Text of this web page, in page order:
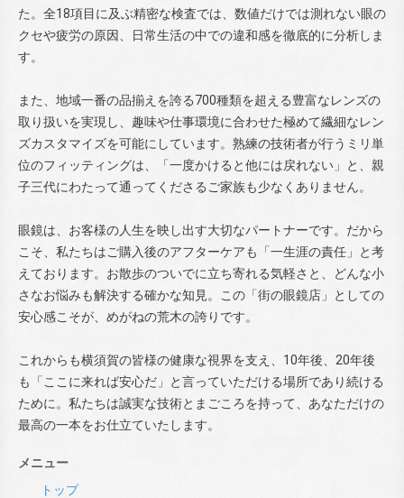
た。全18項目に及ぶ精密な検査では、数値だけでは測れない眼の
クセや疲労の原因、日常生活の中での違和感を徹底的に分析しま
す。
また、地域一番の品揃えを誇る700種類を超える豊富なレンズの
取り扱いを実現し、趣味や仕事環境に合わせた極めて繊細なレン
ズカスタマイズを可能にしています。熟練の技術者が行うミリ単
位のフィッティングは、「一度かけると他には戻れない」と、親
子三代にわたって通ってくださるご家族も少なくありません。
眼鏡は、お客様の人生を映し出す大切なパートナーです。だから
こそ、私たちはご購入後のアフターケアも「一生涯の責任」と考
えております。お散歩のついでに立ち寄れる気軽さと、どんな小
さなお悩みも解決する確かな知見。この「街の眼鏡店」としての
安心感こそが、めがねの荒木の誇りです。
これからも横須賀の皆様の健康な視界を支え、10年後、20年後
も「ここに来れば安心だ」と言っていただける場所であり続ける
ために。私たちは誠実な技術とまごころを持って、あなただけの
最高の一本をお仕立ていたします。
メニュー
トップ